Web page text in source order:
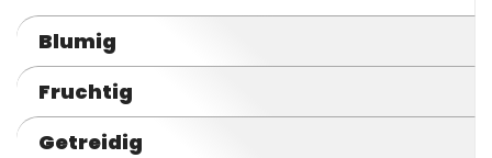
Blumig
Fruchtig
Getreidig